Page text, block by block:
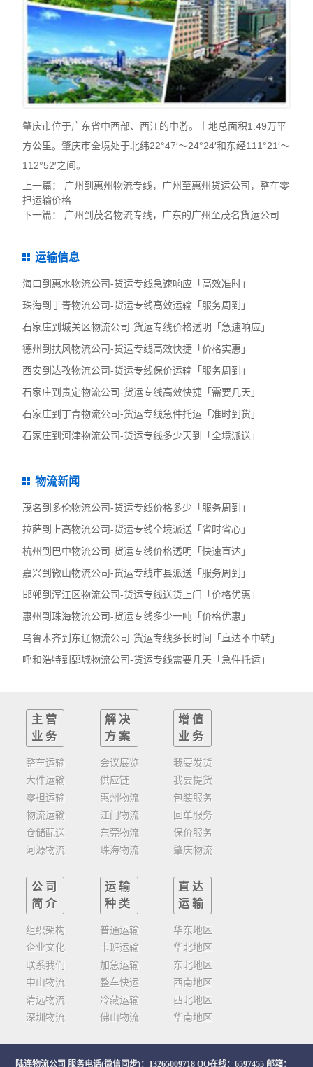
肇庆市位于广东省中西部、西江的中游。土地总面积1.49万平
方公里。肇庆市全境处于北纬22°47′～24°24′和东经111°21′～
112°52′之间。
上一篇： 广州到惠州物流专线，广州至惠州货运公司，整车零
担运输价格
下一篇： 广州到茂名物流专线，广东的广州至茂名货运公司
运输信息
海口到惠水物流公司-货运专线急速响应「高效准时」
珠海到丁青物流公司-货运专线高效运输「服务周到」
石家庄到城关区物流公司-货运专线价格透明「急速响应」
德州到扶风物流公司-货运专线高效快捷「价格实惠」
西安到达孜物流公司-货运专线保价运输「服务周到」
石家庄到贵定物流公司-货运专线高效快捷「需要几天」
石家庄到丁青物流公司-货运专线急件托运「准时到货」
石家庄到河津物流公司-货运专线多少天到「全境派送」
物流新闻
茂名到多伦物流公司-货运专线价格多少「服务周到」
拉萨到上高物流公司-货运专线全境派送「省时省心」
杭州到巴中物流公司-货运专线价格透明「快速直达」
嘉兴到微山物流公司-货运专线市县派送「服务周到」
邯郸到浑江区物流公司-货运专线送货上门「价格优惠」
惠州到珠海物流公司-货运专线多少一吨「价格优惠」
乌鲁木齐到东辽物流公司-货运专线多长时间「直达不中转」
呼和浩特到鄄城物流公司-货运专线需要几天「急件托运」
主营
业务
整车运输
大件运输
零担运输
物流运输
仓储配送
河源物流
解决
方案
会议展览
供应链
惠州物流
江门物流
东莞物流
珠海物流
增值
业务
我要发货
我要提货
包装服务
回单服务
保价服务
肇庆物流
公司
简介
组织架构
企业文化
联系我们
中山物流
清远物流
深圳物流
运输
种类
普通运输
卡班运输
加急运输
整车快运
冷藏运输
佛山物流
直达
运输
华东地区
华北地区
东北地区
西南地区
西北地区
华南地区
陆连物流公司 服务电话(微信同步)：13265009718 QQ在线：6597455 邮箱：